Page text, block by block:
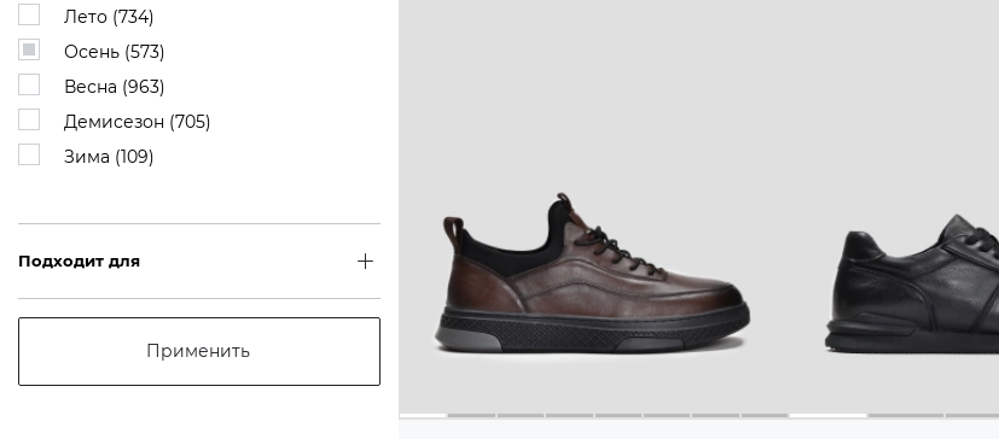
Лето (734)
Осень (573)
Весна (963)
Демисезон (705)
Зима (109)
Подходит для
Применить